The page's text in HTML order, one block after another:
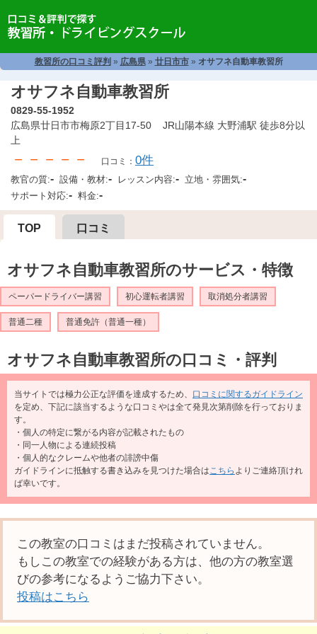
教習所の口コミ評判 » 広島県» 廿日市市» オサフネ自動車教習所
オサフネ自動車教習所
0829-55-1952
広島県廿日市市梅原2丁目17-50 JR山陽本線 大野浦駅 徒歩8分以
上
－－－－－ 口コミ： 0件
教官の質:- 設備・教材:- レッスン内容:- 立地・雰囲気:-
サポート対応:- 料金:-
TOP 口コミ
オサフネ自動車教習所のサービス・特徴
ペーパードライバー講習 初心運転者講習 取消処分者講習
普通二種 普通免許（普通一種）
オサフネ自動車教習所の口コミ・評判
当サイトでは極力公正な評価を達成するため、 口コミに関するガイドライン
を定め、下記に該当するような口コミやは全て発見次第削除を行っておりま
す。
・個人の特定に繋がる内容が記載されたもの
・同一人物による連続投稿
・個人的なクレームや他者の誹謗中傷
ガイドラインに抵触する書き込みを見つけた場合はこちら よりご連絡頂けれ
ば幸いです。
この教室の口コミはまだ投稿されていません。
もしこの教室での経験がある方は、他の方の教室選
びの参考になるようご協力下さい。
投稿はこちら